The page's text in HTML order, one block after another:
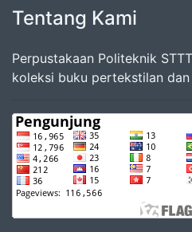
Tentang Kami
Perpustakaan Politeknik
koleksi buku pertekstilan dan